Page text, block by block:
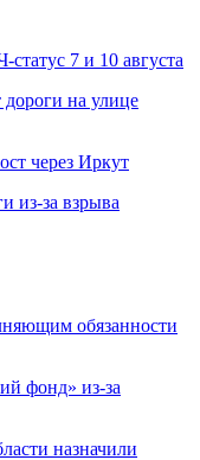
7 и 10 августа
на улице
через Иркут
из-за взрыва
обязанности
фонд» из‑за
назначили